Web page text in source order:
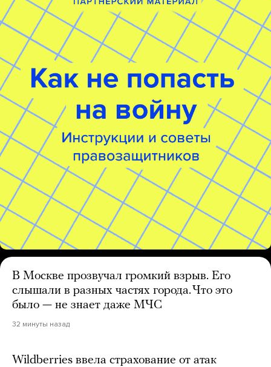
В Москве прозвучал громкий взрыв. Его
слышали в разных частях города. Что это
было — не знает даже МЧС
32 минуты назад
Wildberries ввела страхование от атак